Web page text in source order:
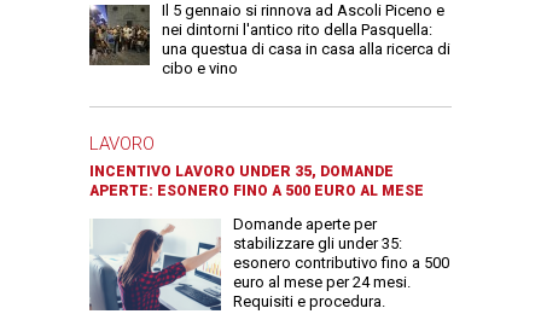
Il 5 gennaio si rinnova ad Ascoli Piceno e
nei dintorni l'antico rito della Pasquella:
una questua di casa in casa alla ricerca di
cibo e vino
LAVORO
INCENTIVO LAVORO UNDER 35, DOMANDE
APERTE: ESONERO FINO A 500 EURO AL MESE
Domande aperte per
stabilizzare gli under 35:
esonero contributivo fino a 500
euro al mese per 24 mesi.
Requisiti e procedura.